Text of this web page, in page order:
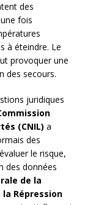
des
fois
à éteindre. Le
provoquer une
des secours.
juridiques
(CNIL) a
des
le risque,
des données
de la
Répression